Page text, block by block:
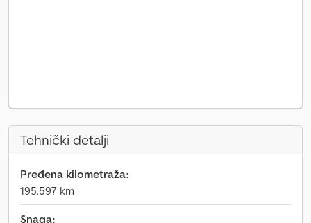
Tehnički detalji
Pređena kilometraža:
195.597 km
Snaga: